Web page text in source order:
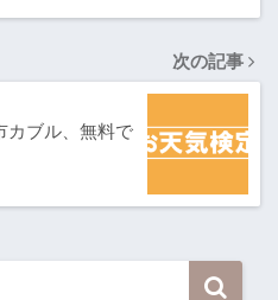
次の記事
カブル、無料で